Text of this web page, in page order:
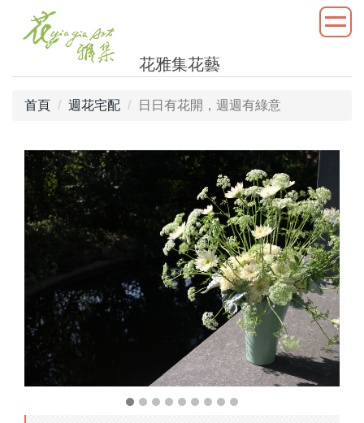
花雅集花藝
首頁 週花宅配 日日有花開，週週有綠意